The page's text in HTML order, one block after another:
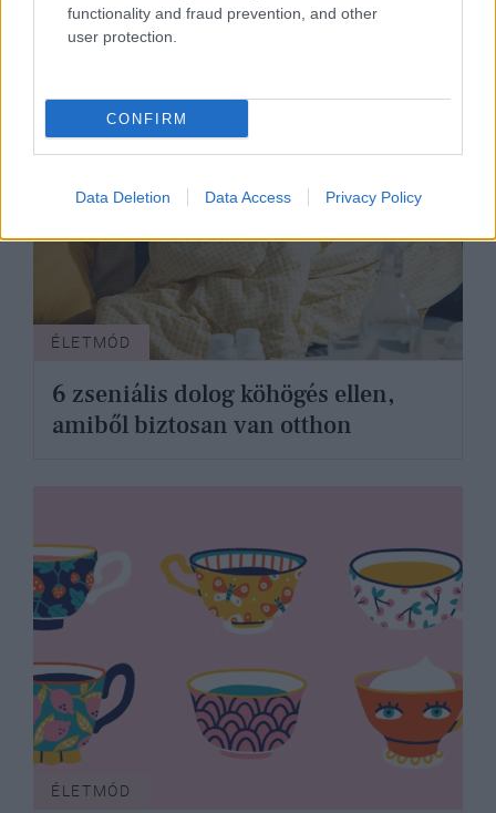
functionality and fraud prevention, and other
user protection.
CONFIRM
Data Deletion Data Access Privacy Policy
ÉLETMÓD
6 zseniális dolog köhögés ellen,
amiből biztosan van otthon
ÉLETMÓD